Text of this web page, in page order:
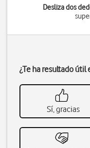
Desliza dos
¿Te ha resultado útil
Sí, gracias